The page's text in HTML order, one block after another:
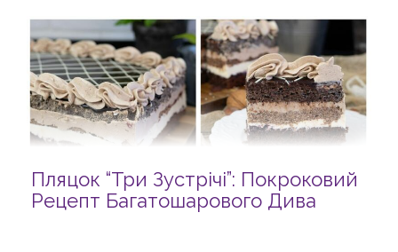
Пляцок “Три Зустрічі”: Покроковий
Рецепт Багатошарового Дива